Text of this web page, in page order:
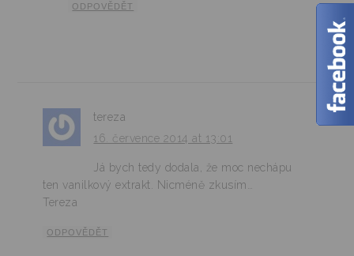
ODPOVĚDĚT
tereza
16. července 2014 at 13:01
Já bych tedy dodala, že moc nechápu
ten vanilkový extrakt. Nicméně zkusím…
Tereza
ODPOVĚDĚT